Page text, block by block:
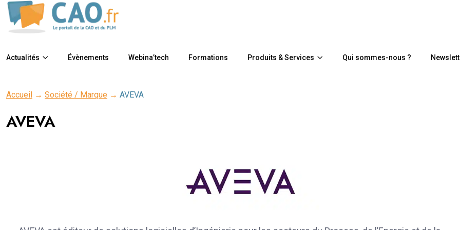
Actualités Évènements Webina’tech Formations Produits & Services Qui sommes-nous ?
Accueil → Société / Marque → AVEVA
AVEVA